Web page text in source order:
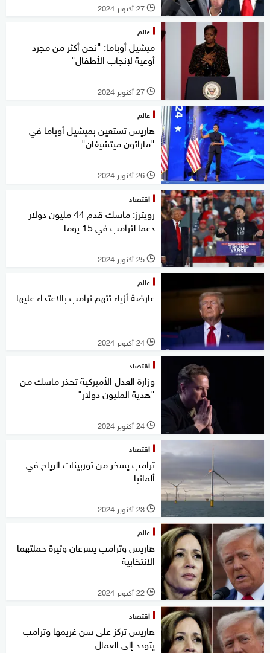
l 27 أكتوبر 2024
عالم
ميشيل أوباما: "نحن أكثر من مجرد
أوعية لإنجاب الأطفال"
l 27 أكتوبر 2024
عالم
هاريس تستعين بميشيل أوباما في
"ماراثون ميتشيغان"
l 26 أكتوبر 2024
اقتصاد
رويترز: ماسك قدم 44 مليون دولار
دعما لترامب في 15 يوما
l 25 أكتوبر 2024
عالم
عارضة أزياء تتهم ترامب بالاعتداء عليها
l 24 أكتوبر 2024
اقتصاد
وزارة العدل الأميركية تحذر ماسك من
"هدية المليون دولار"
l 24 أكتوبر 2024
اقتصاد
ترامب يسخر من توربينات الرياح في
ألمانيا
l 23 أكتوبر 2024
عالم
هاريس وترامب يسرعان وتيرة حملتهما
الانتخابية
l 22 أكتوبر 2024
اقتصاد
هاريس تركز على سن غريمها وترامب
يتودد إلى العمال